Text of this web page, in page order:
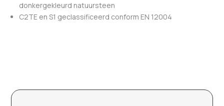
donkergekleurd natuursteen
C2TE en S1 geclassificeerd conform EN 12004